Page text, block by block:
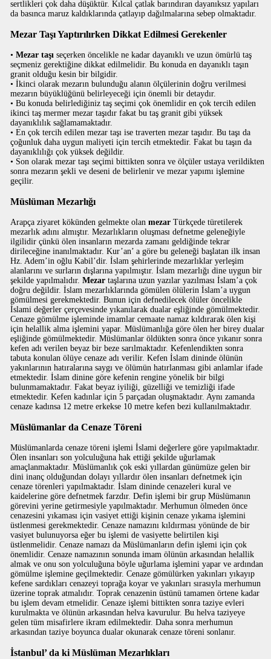
sertlikleri çok daha düşüktür. Kılcal çatlak barındıran dayanıksız yapıları
da basınca maruz kaldıklarında çatlayıp dağılmalarına sebep olmaktadır.
Mezar Taşı Yaptırılırken Dikkat Edilmesi Gerekenler
•Mezar taşı seçerken öncelikle ne kadar dayanıklı ve uzun ömürlü taş
seçmeniz gerektiğine dikkat edilmelidir. Bu konuda en dayanıklı taşın
granit olduğu kesin bir bilgidir.
• İkinci olarak mezarın bulunduğu alanın ölçülerinin doğru verilmesi
mezarın büyüklüğünü belirleyeceği için önemli bir detaydır.
• Bu konuda belirlediğiniz taş seçimi çok önemlidir en çok tercih edilen
ikinci taş mermer mezar taşıdır fakat bu taş granit gibi yüksek
dayanıklılık sağlamamaktadır.
• En çok tercih edilen mezar taşı ise traverten mezar taşıdır. Bu taşı da
çoğunluk daha uygun maliyeti için tercih etmektedir. Fakat bu taşın da
dayanıklılığı çok yüksek değildir.
• Son olarak mezar taşı seçimi bittikten sonra ve ölçüler ustaya verildikten
sonra mezarın şekli ve deseni de belirlenir ve mezar yapımı işlemine
geçilir.
Müslüman Mezarlığı
Arapça ziyaret kökünden gelmekte olanmezar Türkçede türetilerek
mezarlık adını almıştır. Mezarlıkların oluşması defnetme geleneğiyle
ilgilidir çünkü ölen insanların mezarda zamanı geldiğinde tekrar
dirileceğine inanılmaktadır. Kur’an’ a göre bu geleneği başlatan ilk insan
Hz. Adem’in oğlu Kabil’dir. İslam şehirlerinde mezarlıklar yerleşim
alanlarını ve surların dışlarına yapılmıştır. İslam mezarlığı dine uygun bir
şekilde yapılmalıdır.Mezar taşlarına uzun yazılar yazılması İslam’a çok
doğru değildir. İslam mezarlıklarında gömülen ölülerin İslam’a uygun
gömülmesi gerekmektedir. Bunun için defnedilecek ölüler öncelikle
İslami değerler çerçevesinde yıkanılarak dualar eşliğinde gömülmektedir.
Cenaze gömülme işleminde imamlar cemaate namaz kıldırarak ölen kişi
için helallik alma işlemini yapar. Müslümanlığa göre ölen her birey dualar
eşliğinde gömülmektedir. Müslümanlar öldükten sonra önce yıkanır sonra
kefen adı verilen beyaz bir beze sarılmaktadır. Kefenlendikten sonra
tabuta konulan ölüye cenaze adı verilir. Kefen İslam dininde ölünün
yakınlarının hatıralarına saygı ve ölümün hatırlanması gibi anlamlar ifade
etmektedir. İslam dinine göre kefenin rengine yönelik bir bilgi
bulunmamaktadır. Fakat beyaz iyiliği, güzelliği ve temizliği ifade
etmektedir. Kefen kadınlar için 5 parçadan oluşmaktadır. Aynı zamanda
cenaze kadınsa 12 metre erkekse 10 metre kefen bezi kullanılmaktadır.
Müslümanlar da Cenaze Töreni
Müslümanlarda cenaze töreni işlemi İslami değerlere göre yapılmaktadır.
Ölen insanları son yolculuğuna hak ettiği şekilde uğurlamak
amaçlanmaktadır. Müslümanlık çok eski yıllardan günümüze gelen bir
dini inanç olduğundan dolayı yıllardır ölen insanları defnetmek için
cenaze törenleri yapılmaktadır. İslam dininde cenazeleri kural ve
kaidelerine göre defnetmek farzdır. Defin işlemi bir grup Müslümanın
görevini yerine getirmesiyle yapılmaktadır. Merhumun ölmeden önce
cenazesini yıkaması için vasiyet ettiği kişinin cenaze yıkama işlemini
üstlenmesi gerekmektedir. Cenaze namazını kıldırması yönünde de bir
vasiyet bulunuyorsa eğer bu işlemi de vasiyette belirtilen kişi
üstlenmelidir. Cenaze namazı da Müslümanların defin işlemi için çok
önemlidir. Cenaze namazının sonunda imam ölünün arkasından helallik
almak ve onu son yolculuğuna böyle uğurlama işlemini yapar ve ardından
gömülme işlemine geçilmektedir. Cenaze gömülürken yakınları yıkayıp
kefene sardıkları cenazeyi toprağa koyar ve yakınları sırasıyla merhumun
üzerine toprak atmalıdır. Toprak cenazenin üstünü tamamen örtene kadar
bu işlem devam etmelidir. Cenaze işlemi bittikten sonra taziye evleri
kurulmakta ve ölünün arkasından helva kavurulur. Bu helva taziyeye
gelen tüm misafirlere ikram edilmektedir. Daha sonra merhumun
arkasından taziye boyunca dualar okunarak cenaze töreni sonlanır.
İstanbul’ da ki Müslüman Mezarlıkları